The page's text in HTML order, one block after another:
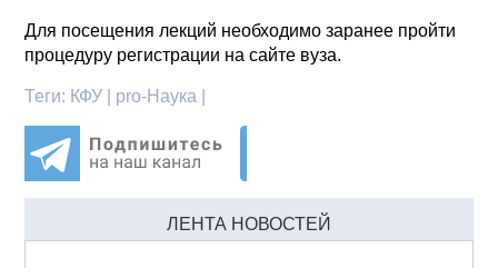
Для посещения лекций необходимо заранее пройти
процедуру регистрации на сайте вуза.
Теги: КФУ | pro-Наука |
ЛЕНТА НОВОСТЕЙ